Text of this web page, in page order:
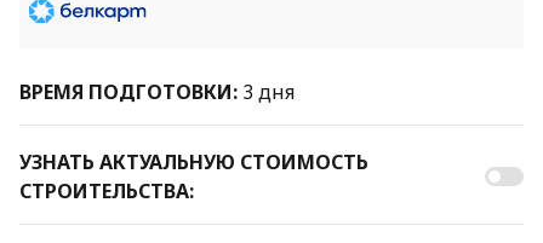
ВРЕМЯ ПОДГОТОВКИ: 3 дня
УЗНАТЬ АКТУАЛЬНУЮ СТОИМОСТЬ
СТРОИТЕЛЬСТВА: